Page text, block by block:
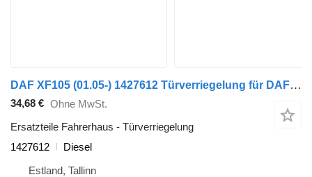
DAF XF105 (01.05-) 1427612 Türverriegelung für DAF XF95, XF105 (2001-2014) Sattelzugmaschine
34,68 € Ohne MwSt.
Ersatzteile Fahrerhaus - Türverriegelung
1427612
Diesel
Estland, Tallinn